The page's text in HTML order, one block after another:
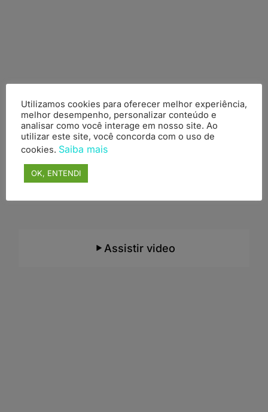
Implementar projetos e ministrar cursos
nos torna únicos.
Conheça a 4Linux.
Consultoria e Suporte
Assistir video
Utilizamos cookies para oferecer melhor experiência,
melhor desempenho, personalizar conteúdo e
analisar como você interage em nosso site. Ao
utilizar este site, você concorda com o uso de
cookies. Saiba mais
OK, ENTENDI